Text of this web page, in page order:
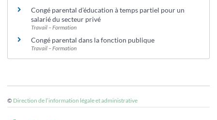
Congé parental d’éducation à temps partiel pour un
salarié du secteur privé
Travail – Formation
Congé parental dans la fonction publique
Travail – Formation
© Direction de l’information légale et administrative